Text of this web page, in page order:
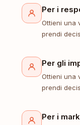
Per i
Ottieni una
prendi
Per gli
Ottieni una
prendi
Per i